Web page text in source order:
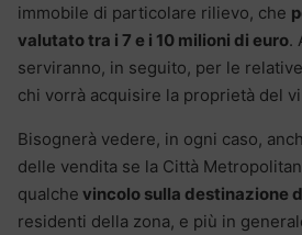
immobile di particolare rilievo, che
valutato tra i 7 e i 10 milioni di euro.
serviranno, in seguito, per le
chi vorrà acquisire la proprietà del
Bisognerà vedere, in ogni caso,
delle vendita se la Città
qualche vincolo sulla destinazione
residenti della zona, e più in